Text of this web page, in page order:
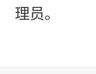
理员。